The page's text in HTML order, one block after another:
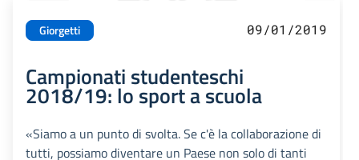
Giorgetti 09/01/2019
Campionati studenteschi
2018/19: lo sport a scuola
«Siamo a un punto di svolta. Se c'è la collaborazione di
tutti, possiamo diventare un Paese non solo di tanti